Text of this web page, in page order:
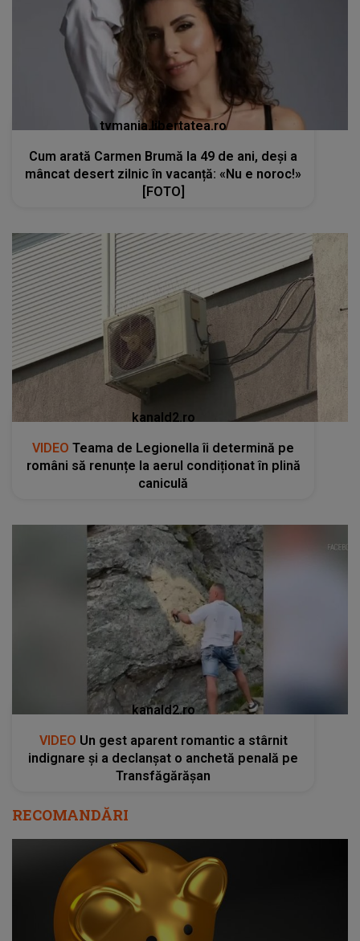
tvmania.libertatea.ro
Cum arată Carmen Brumă la 49 de ani, deși a
mâncat desert zilnic în vacanță: «Nu e noroc!»
[FOTO]
kanald2.ro
VIDEO Teama de Legionella îi determină pe
români să renunțe la aerul condiționat în plină
caniculă
kanald2.ro
VIDEO Un gest aparent romantic a stârnit
indignare și a declanșat o anchetă penală pe
Transfăgărășan
RECOMANDĂRI